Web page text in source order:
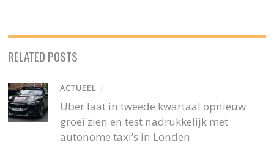
RELATED POSTS
ACTUEEL /
Uber laat in tweede kwartaal opnieuw
groei zien en test nadrukkelijk met
autonome taxi’s in Londen